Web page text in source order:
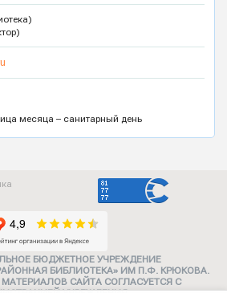
месяца – санитарный день
БЮДЖЕТНОЕ УЧРЕЖДЕНИЕ
БИБЛИОТЕКА» ИМ П.Ф. КРЮКОВА.
САЙТА СОГЛАСУЕТСЯ С